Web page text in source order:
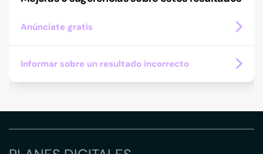
Anúnciate gratis
Informar sobre un resultado incorrecto